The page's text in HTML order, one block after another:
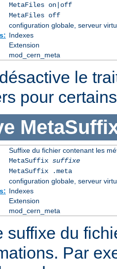
MetaFiles on|off
MetaFiles off
configuration globale, serveur
Indexes
Extension
mod_cern_meta
le
pour
Suffixe du fichier contenant les
MetaSuffix suffixe
MetaSuffix .meta
configuration globale, serveur
Indexes
Extension
mod_cern_meta
suffixe du
Par